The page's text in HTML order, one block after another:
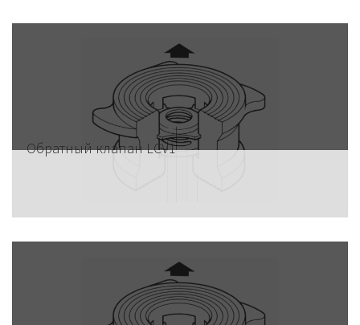
Обратный клапан LCV1